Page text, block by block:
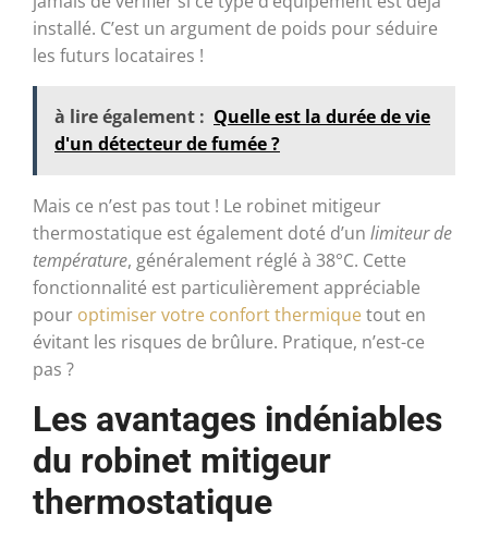
installé. C’est un argument de poids pour séduire
les futurs locataires !
à lire également : Quelle est la durée de vie
d'un détecteur de fumée ?
Mais ce n’est pas tout ! Le robinet mitigeur
thermostatique est également doté d’un limiteur de
température, généralement réglé à 38°C. Cette
fonctionnalité est particulièrement appréciable
pour optimiser votre confort thermiquetout en
évitant les risques de brûlure. Pratique, n’est-ce
pas ?
Les avantages indéniables
du robinet mitigeur
thermostatique